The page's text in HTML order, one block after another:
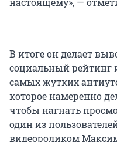
В итоге он делает
социальный рейтинг
самых жутких
которое намеренно
чтобы нагнать
один из
видеороликом